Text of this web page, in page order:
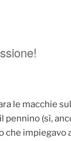
le macchie
pennino (sì,
che impiegavo